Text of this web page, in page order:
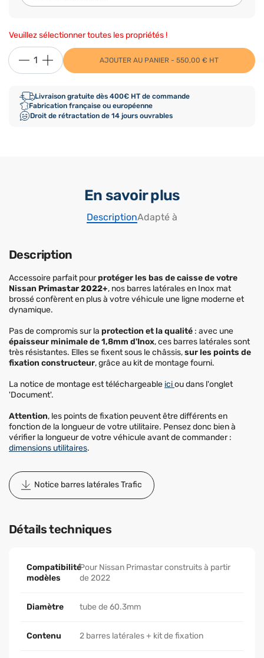
Veuillez sélectionner toutes les propriétés !
AJOUTER AU PANIER - 550,00 € HT
Livraison gratuite dès 400€ HT de commande
Fabrication française ou européenne
Droit de rétractation de 14 jours ouvrables
En savoir plus
DescriptionAdapté à
Description
Accessoire parfait pourprotéger les bas de caisse de votre
Nissan Primastar 2022+, nos barres latérales en Inox mat
brossé confèrent en plus à votre véhicule une ligne moderne et
dynamique.
Pas de compromis sur la protection et la qualité : avec une
épaisseur minimale de 1,8mm d'Inox, ces barres latérales sont
très résistantes. Elles se fixent sous le châssis,sur les points de
fixation constructeur, grâce au kit de montage fourni.
La notice de montage est téléchargeable iciou dans l'onglet
'Document'.
Attention, les points de fixation peuvent être différents en
fonction de la longueur de votre utilitaire. Pensez donc bien à
vérifier la longueur de votre véhicule avant de commander :
dimensions utilitaires.
Notice barres latérales Trafic
Détails techniques
Compatibilité
modèles
Pour Nissan Primastar construits à partir
de 2022
Diamètre tube de 60.3mm
Contenu 2 barres latérales + kit de fixation